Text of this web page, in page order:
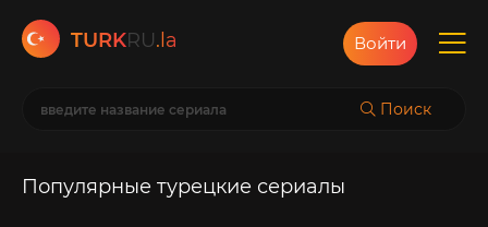
TURKRU.la
Поиск
Войти
Популярные турецкие сериалы